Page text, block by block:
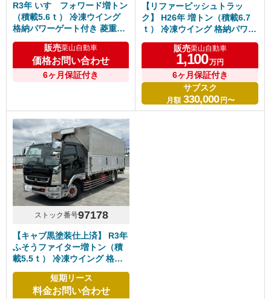
R3年 いすゞフォワード増トン
（積載5.6ｔ） 冷凍ウイング
格納パワーゲート付き 菱重
⁻5℃設定 6200ワイド リアエア
サス ステン・メッキパーツ多
数 アルミホイール 6速マニュ
アル 車検付き
販売栗山自動車
価格お問い合わせ
6ヶ月保証付き
【リファービッシュトラッ
ク】 H26年 増トン（積載6.7
ｔ） 冷凍ウイング 格納パワー
ゲート付き 菱重⁻5℃設定 6200
ワイド 板バネ 木床 6速マニュ
アル ふそうファイター 車検付
販売栗山自動車
1,100万円
6ヶ月保証付き
サブスク
月額 330,000 円〜
ストック番号97178
【キャブ黒塗装仕上済】 R3年
ふそうファイター増トン（積
載5.5ｔ） 冷凍ウイング 格納
パワーゲート付き 菱重⁻30℃設
定 6200ワイド リアエアサス
ステン・メッキパーツ多数 ア
短期リース
料金お問い合わせ